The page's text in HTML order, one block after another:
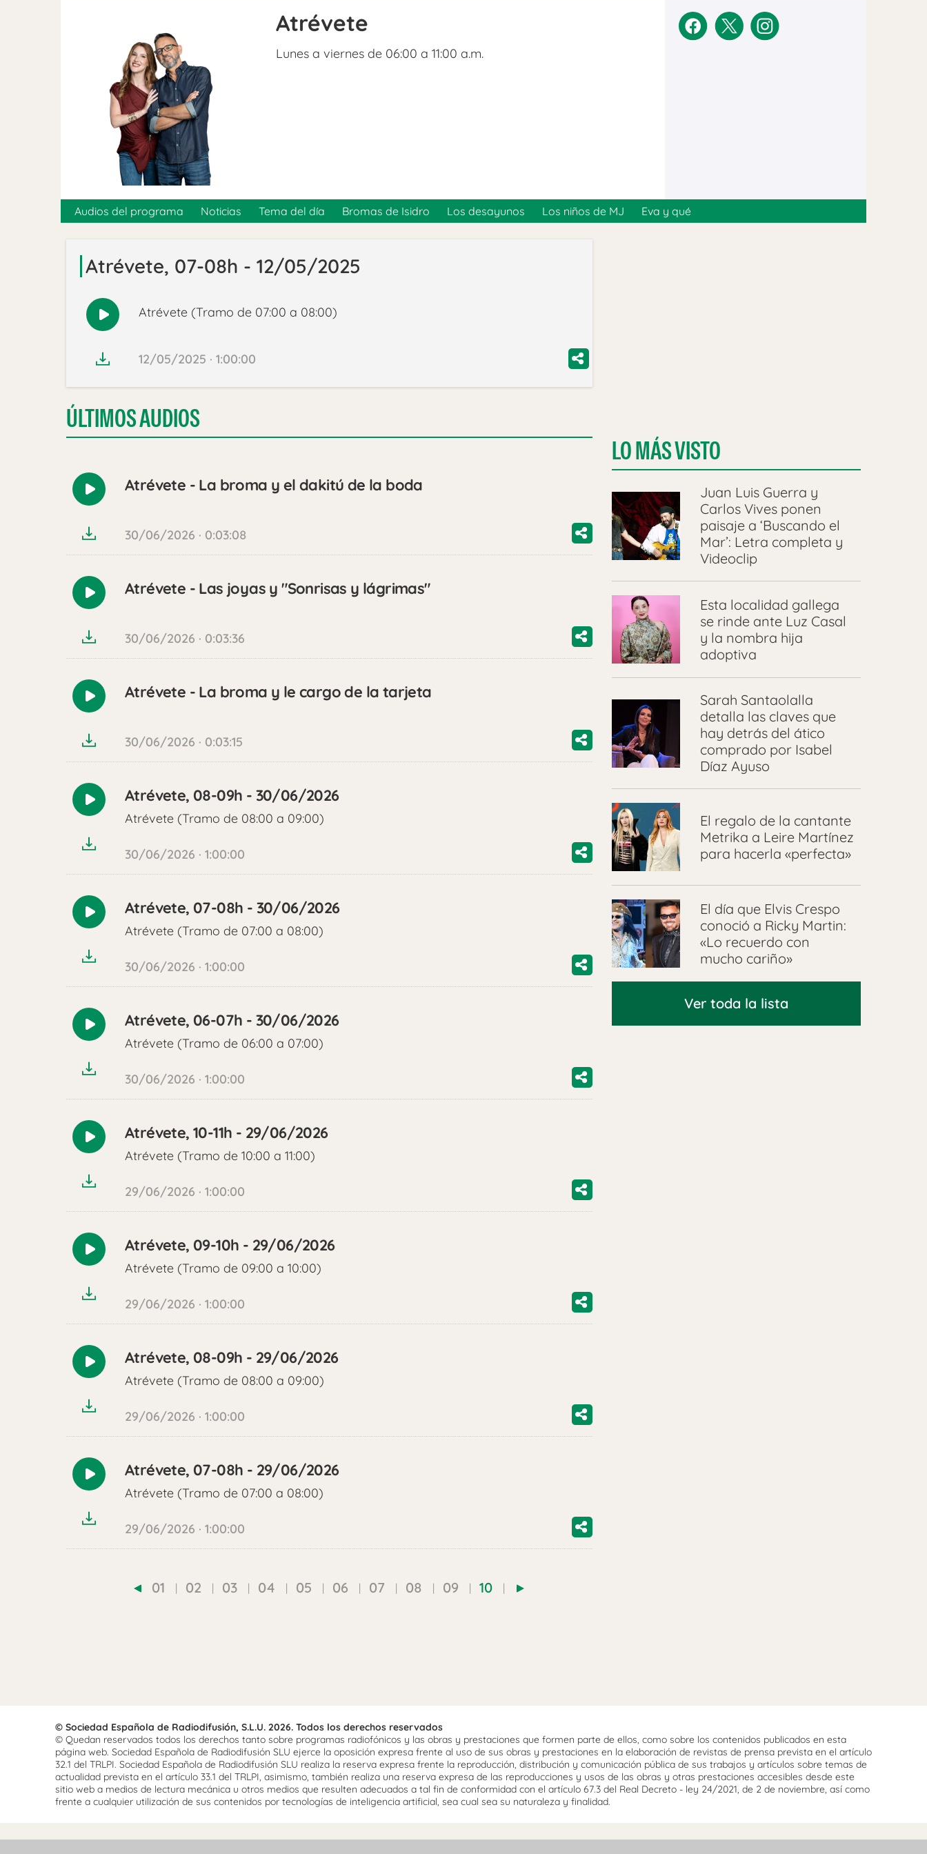
Atrévete
Lunes a viernes de 06:00 a 11:00 a.m.
Audios del programa Noticias Tema del día Bromas de Isidro Los desayunos Los niños de MJ Eva y qué
Atrévete, 07-08h - 12/05/2025
Reproducir
Atrévete (Tramo de 07:00 a 08:00)
12/05/2025 · 1:00:00
ÚLTIMOS AUDIOS
Reproducir
Atrévete - La broma y el dakitú de la boda
30/06/2026 · 0:03:08
Reproducir
Atrévete - Las joyas y "Sonrisas y lágrimas"
30/06/2026 · 0:03:36
Reproducir
Atrévete - La broma y le cargo de la tarjeta
30/06/2026 · 0:03:15
Reproducir
Atrévete, 08-09h - 30/06/2026
Atrévete (Tramo de 08:00 a 09:00)
30/06/2026 · 1:00:00
Reproducir
Atrévete, 07-08h - 30/06/2026
Atrévete (Tramo de 07:00 a 08:00)
30/06/2026 · 1:00:00
Reproducir
Atrévete, 06-07h - 30/06/2026
Atrévete (Tramo de 06:00 a 07:00)
30/06/2026 · 1:00:00
Reproducir
Atrévete, 10-11h - 29/06/2026
Atrévete (Tramo de 10:00 a 11:00)
29/06/2026 · 1:00:00
Reproducir
Atrévete, 09-10h - 29/06/2026
Atrévete (Tramo de 09:00 a 10:00)
29/06/2026 · 1:00:00
Reproducir
Atrévete, 08-09h - 29/06/2026
Atrévete (Tramo de 08:00 a 09:00)
29/06/2026 · 1:00:00
Reproducir
Atrévete, 07-08h - 29/06/2026
Atrévete (Tramo de 07:00 a 08:00)
29/06/2026 · 1:00:00
01 02 03 04 05 06 07 08 09 10
LO MÁS VISTO
Juan Luis Guerra y
Carlos Vives ponen
paisaje a ‘Buscando el
Mar’: Letra completa y
Videoclip
Esta localidad gallega
se rinde ante Luz Casal
y la nombra hija
adoptiva
Sarah Santaolalla
detalla las claves que
hay detrás del ático
comprado por Isabel
Díaz Ayuso
El regalo de la cantante
Metrika a Leire Martínez
para hacerla «perfecta»
El día que Elvis Crespo
conoció a Ricky Martin:
«Lo recuerdo con
mucho cariño»
Ver toda la lista
© Sociedad Española de Radiodifusión, S.L.U. 2026. Todos los derechos reservados
© Quedan reservados todos los derechos tanto sobre programas radiofónicos y las obras y prestaciones que formen parte de ellos, como sobre los contenidos publicados en esta
página web. Sociedad Española de Radiodifusión SLU ejerce la oposición expresa frente al uso de sus obras y prestaciones en la elaboración de revistas de prensa prevista en el artículo
32.1 del TRLPI. Sociedad Española de Radiodifusión SLU realiza la reserva expresa frente la reproducción, distribución y comunicación pública de sus trabajos y artículos sobre temas de
actualidad prevista en el artículo 33.1 del TRLPI, asimismo, también realiza una reserva expresa de las reproducciones y usos de las obras y otras prestaciones accesibles desde este
sitio web a medios de lectura mecánica u otros medios que resulten adecuados a tal fin de conformidad con el artículo 67.3 del Real Decreto - ley 24/2021, de 2 de noviembre, así como
frente a cualquier utilización de sus contenidos por tecnologías de inteligencia artificial, sea cual sea su naturaleza y finalidad.